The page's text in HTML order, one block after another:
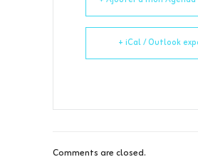
+ iCal / Outlook
Comments are closed.